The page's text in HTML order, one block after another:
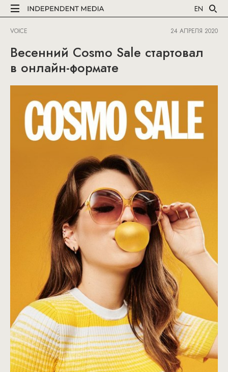
EN
VOICE 24 АПРЕЛЯ 2020
Весенний Cosmo Sale стартовал
в онлайн-формате